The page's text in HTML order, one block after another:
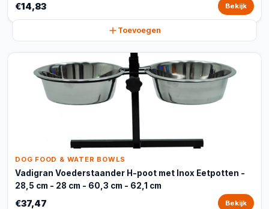
€14,83 Bekijk
Toevoegen
DOG FOOD & WATER BOWLS
Vadigran Voederstaander H-poot met Inox Eetpotten -
28,5 cm - 28 cm - 60,3 cm - 62,1 cm
€37,47 Bekijk